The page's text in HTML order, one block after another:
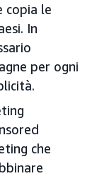
copia le
In
per ogni
che